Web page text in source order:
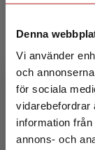
Denna
Vi använder
och
för sociala
vidarebefordrar
information
annons- och